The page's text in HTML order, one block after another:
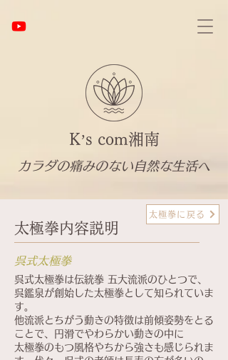
K’s com湘南
カラダの痛みのない自然な生活へ
太極拳内容説明
太極拳に戻る
呉式太極拳
呉式太極拳は伝統拳 五大流派のひとつで、
呉鑑泉が創始した太極拳として知られていま
す。
他流派とちがう動きの特徴は前傾姿勢をとる
ことで、円滑でやわらかい動きの中に
太極拳のもつ風格やちから強さも感じられま